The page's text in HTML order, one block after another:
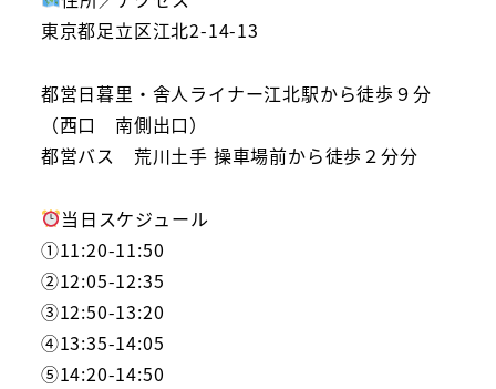
東京都足立区江北2-14-13
都営日暮里・舎人ライナー江北駅から徒歩９分
（西口 南側出口）
都営バス 荒川土手 操車場前から徒歩２分分
当日スケジュール
①11:20-11:50
②12:05-12:35
③12:50-13:20
④13:35-14:05
⑤14:20-14:50